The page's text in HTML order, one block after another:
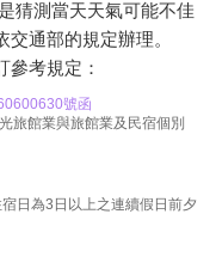
猜測當天天氣可能不佳
通部的規定辦理。
參考規定：
號函
旅館業與旅館業及民宿個別
宿日為3日以上之連續假日前夕